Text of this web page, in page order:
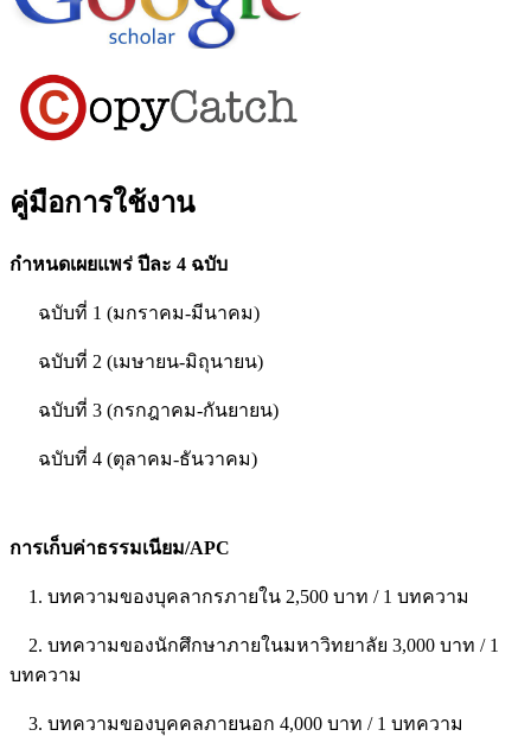
คู่มือการใช้งาน
กำหนดเผยแพร่ ปีละ 4 ฉบับ
ฉบับที่ 1 (มกราคม-มีนาคม)
ฉบับที่ 2 (เมษายน-มิถุนายน)
ฉบับที่ 3 (กรกฎาคม-กันยายน)
ฉบับที่ 4 (ตุลาคม-ธันวาคม)
การเก็บค่าธรรมเนียม/APC
1. บทความของบุคลากรภายใน 2,500 บาท / 1 บทความ
2. บทความของนักศึกษาภายในมหาวิทยาลัย 3,000 บาท / 1
บทความ
3. บทความของบุคคลภายนอก 4,000 บาท / 1 บทความ